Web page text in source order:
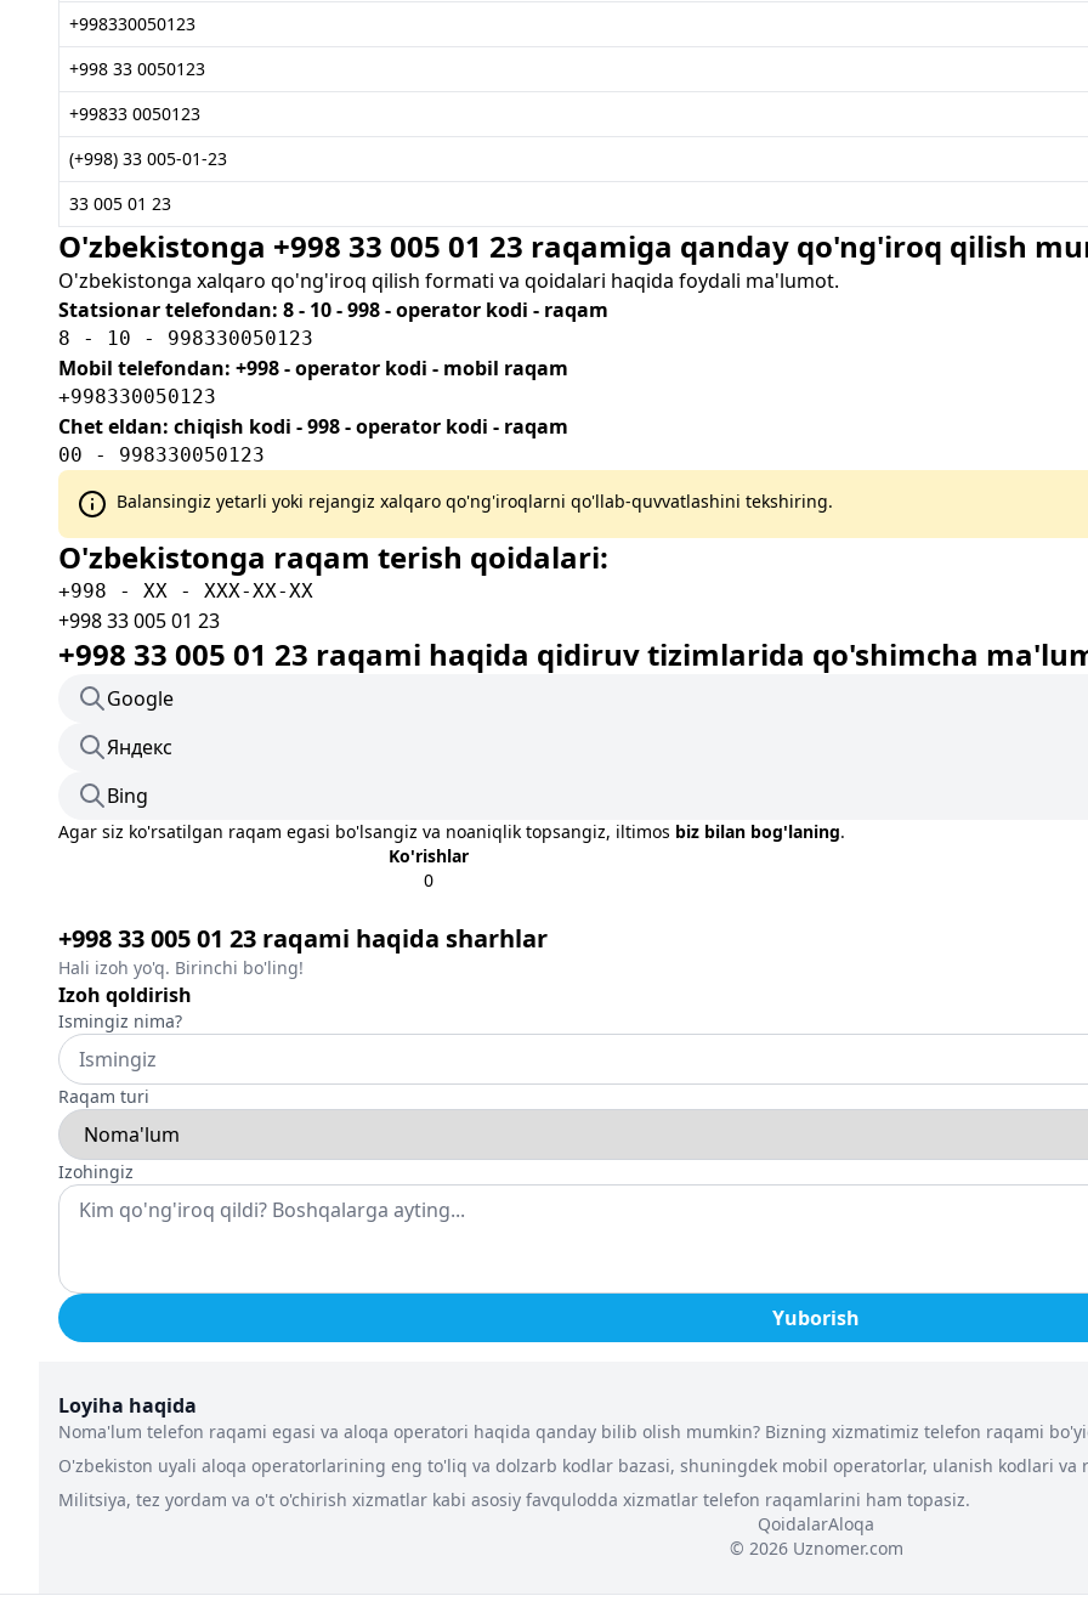
+998330050123
+998 33 0050123
+99833 0050123
(+998) 33 005-01-23
33 005 01 23
O'zbekistonga +998 33 005 01 23 raqamiga qanday qo'ng'iroq qilish
O'zbekistonga xalqaro qo'ng'iroq qilish formati va qoidalari haqida foydali ma'lumot.
Statsionar telefondan: 8 - 10 - 998 - operator kodi - raqam
8 - 10 - 998330050123
Mobil telefondan: +998 - operator kodi - mobil raqam
+998330050123
Chet eldan: chiqish kodi - 998 - operator kodi - raqam
00 - 998330050123
Balansingiz yetarli yoki rejangiz xalqaro qo'ng'iroqlarni qo'llab-quvvatlashini tekshiring.
O'zbekistonga raqam terish qoidalari:
+998 - XX - XXX-XX-XX
+998 33 005 01 23
+998 33 005 01 23 raqami haqida qidiruv tizimlarida qo'shimcha
Google
Яндекс
Bing
Agar siz ko'rsatilgan raqam egasi bo'lsangiz va noaniqlik topsangiz, iltimos biz bilan bog'laning.
Ko'rishlar
0
+998 33 005 01 23 raqami haqida sharhlar
Hali izoh yo'q. Birinchi bo'ling!
Izoh qoldirish
Ismingiz nima?
Raqam turi
Izohingiz
Yuborish
Loyiha haqida
Noma'lum telefon raqami egasi va aloqa operatori haqida qanday bilib olish mumkin? Bizning xizmatimiz telefon raqami
O'zbekiston uyali aloqa operatorlarining eng to'liq va dolzarb kodlar bazasi, shuningdek mobil operatorlar, ulanish kodlari
Militsiya, tez yordam va o't o'chirish xizmatlar kabi asosiy favqulodda xizmatlar telefon raqamlarini ham topasiz.
QoidalarAloqa
© 2026 Uznomer.com